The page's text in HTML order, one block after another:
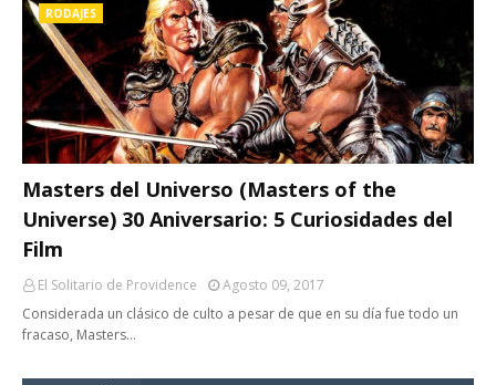
RODAJES
Masters del Universo (Masters of the
Universe) 30 Aniversario: 5 Curiosidades del
Film
El Solitario de Providence
Agosto 09, 2017
Considerada un clásico de culto a pesar de que en su día fue todo un
fracaso, Masters…